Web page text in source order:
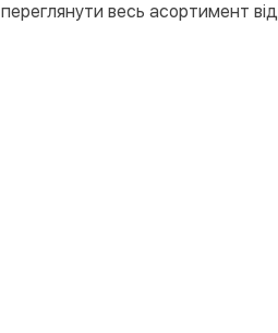
переглянути весь асортимент від